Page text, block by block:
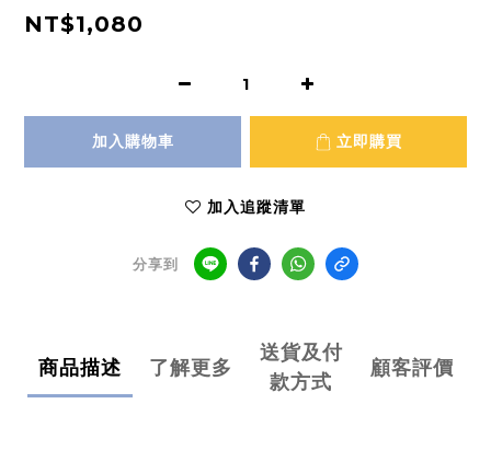
NT$1,080
加入購物車 立即購買
加入追蹤清單
分享到
商品描述 了解更多
送貨及付
款方式
顧客評價